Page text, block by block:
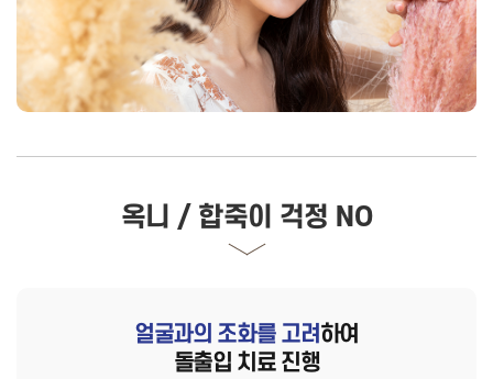
옥니 / 합죽이 걱정 NO
얼굴과의 조화를 고려 하여
돌출입 치료 진행